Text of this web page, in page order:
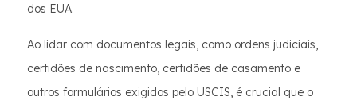
dos EUA.
Ao lidar com documentos legais, como ordens judiciais,
certidões de nascimento, certidões de casamento e
outros formulários exigidos pelo USCIS, é crucial que o